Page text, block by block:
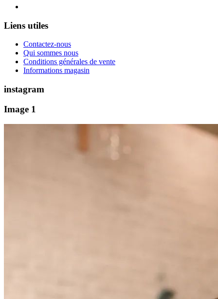
Liens utiles
Contactez-nous
Qui sommes nous
Conditions générales de vente
Informations magasin
instagram
Image 1